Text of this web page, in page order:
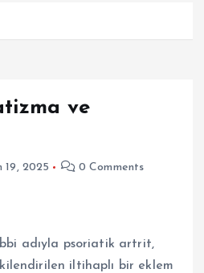
ve
19, 2025 0 Comments
adıyla psoriatik artrit,
iltihaplı bir eklem